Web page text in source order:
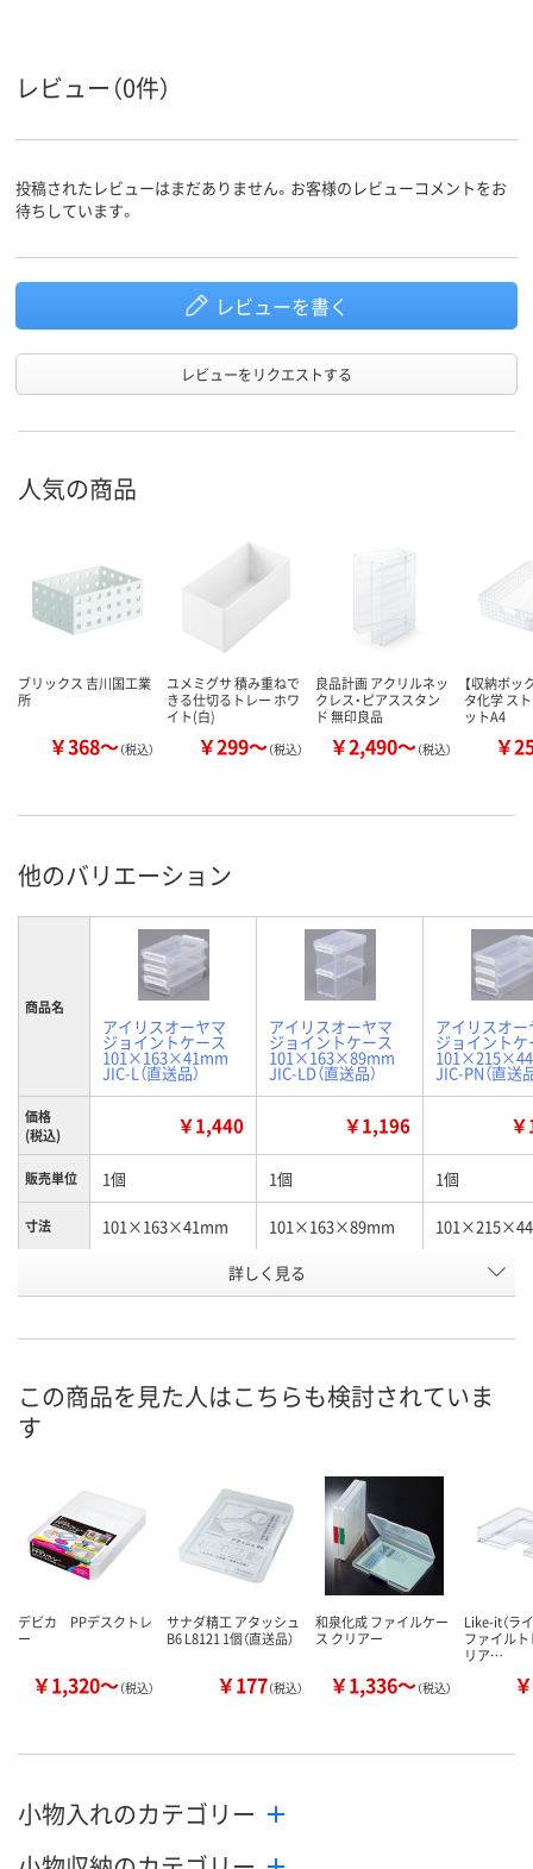
レビュー（0件）
投稿されたレビューはまだありません。お客様のレビューコメントをお
待ちしています。
レビューを書く
レビューをリクエストする
人気の商品
ブリックス 吉川国工業
所
￥368～（税込）
ユメミグサ 積み重ねで
きる仕切るトレー ホワ
イト(白)
￥299～（税込）
良品計画 アクリルネッ
クレス・ピアススタン
ド 無印良品
￥2,490～（税込）
【収納ボッ
タ化学 ス
ットA4
￥
他のバリエーション
商品名
アイリスオーヤマ
ジョイントケース
101×163×41mm
JIC-L（直送品）
アイリスオーヤマ
ジョイントケース
101×163×89mm
JIC-LD（直送品）
アイリスオー
ジョイントケ
JIC-PN（直送
価格
(税込)
￥1,440 ￥1,196
販売単位 1個 1個 1個
寸法 101×163×41mm 101×163×89mm
E068436 E068438
詳しく見る
この商品を見た人はこちらも検討されていま
す
デビカ PPデスクトレ
ー
￥1,320～（税込）
サナダ精工 アタッシュ
B6 L8121 1個（直送品）
￥177（税込）
和泉化成 ファイルケー
ス クリアー
￥1,336～（税込）
Like-it（ラ
ファイルト
リア…
小物入れのカテゴリー